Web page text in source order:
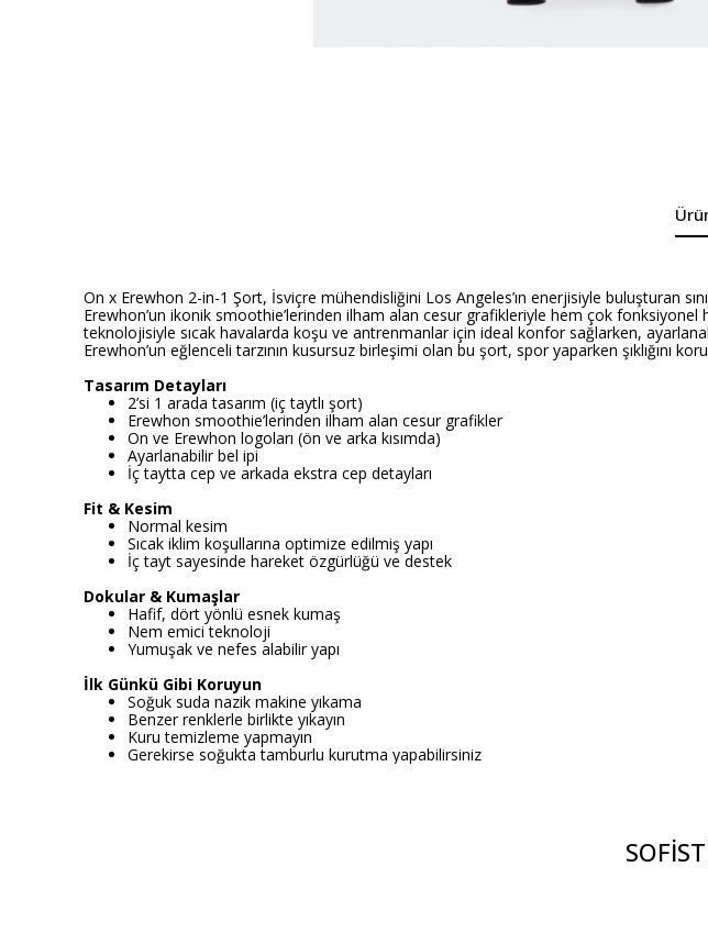
On x Erewhon 2-in-1 Şort, İsviçre mühendisliğini Los Angeles’ın enerjisiyle buluşturan
Erewhon’un ikonik smoothie’lerinden ilham alan cesur grafikleriyle hem çok
teknolojisiyle sıcak havalarda koşu ve antrenmanlar için ideal konfor sağlarken,
Erewhon’un eğlenceli tarzının kusursuz birleşimi olan bu şort, spor yaparken şıklığını
Tasarım Detayları
2’si 1 arada tasarım (iç taytlı şort)
Erewhon smoothie’lerinden ilham alan cesur grafikler
On ve Erewhon logoları (ön ve arka kısımda)
Ayarlanabilir bel ipi
İç taytta cep ve arkada ekstra cep detayları
Fit & Kesim
Normal kesim
Sıcak iklim koşullarına optimize edilmiş yapı
İç tayt sayesinde hareket özgürlüğü ve destek
Dokular & Kumaşlar
Hafif, dört yönlü esnek kumaş
Nem emici teknoloji
Yumuşak ve nefes alabilir yapı
İlk Günkü Gibi Koruyun
Soğuk suda nazik makine yıkama
Benzer renklerle birlikte yıkayın
Kuru temizleme yapmayın
Gerekirse soğukta tamburlu kurutma yapabilirsiniz